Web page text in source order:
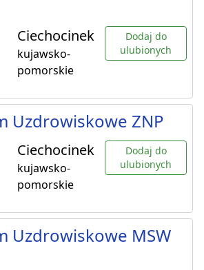
Ciechocinek
kujawsko-
pomorskie
Dodaj do
ulubionych
Uzdrowiskowe ZNP
Ciechocinek
kujawsko-
pomorskie
Dodaj do
ulubionych
Uzdrowiskowe MSW